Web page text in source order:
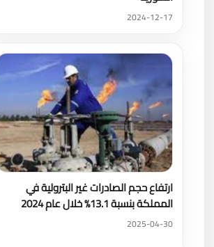
2024-12-17
ارتفاع حجم الصادرات غير البترولية في
المملكة بنسبة 13.1% خلال عام 2024
2025-04-30